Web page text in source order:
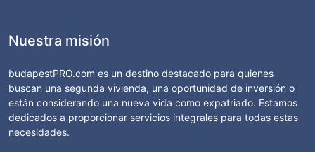
Nuestra misión
budapestPRO.com es un destino destacado para quienes
buscan una segunda vivienda, una oportunidad de inversión o
están considerando una nueva vida como expatriado. Estamos
dedicados a proporcionar servicios integrales para todas estas
necesidades.